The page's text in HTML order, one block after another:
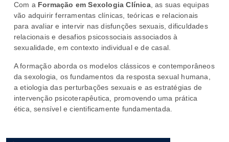
Com a Formação em Sexologia Clínica, as suas equipas
vão adquirir ferramentas clínicas, teóricas e relacionais
para avaliar e intervir nas disfunções sexuais, dificuldades
relacionais e desafios psicossociais associados à
sexualidade, em contexto individual e de casal.
A formação aborda os modelos clássicos e contemporâneos
da sexologia, os fundamentos da resposta sexual humana,
a etiologia das perturbações sexuais e as estratégias de
intervenção psicoterapêutica, promovendo uma prática
ética, sensível e cientificamente fundamentada.